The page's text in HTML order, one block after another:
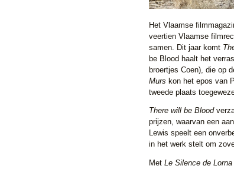
Het Vlaamse
veertien Vlaamse
samen. Dit jaar komt
be Blood haalt het
broertjes Coen), die op
Murs kon het epos van
tweede plaats
There will be Blood
prijzen, waarvan een
Lewis speelt een
in het werk stelt om
Met Le Silence de Lorna